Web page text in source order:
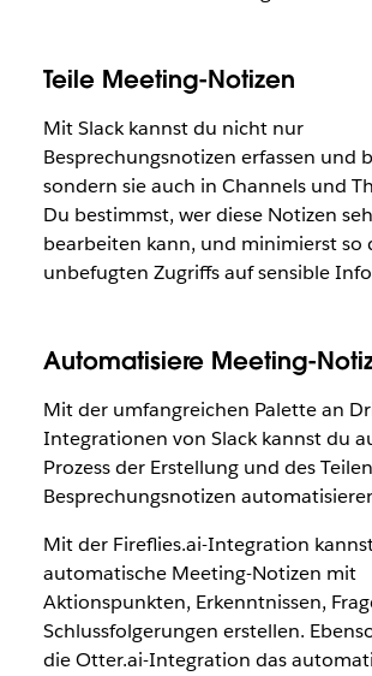
Teile Meeting-Notizen
Mit Slack kannst du nicht nur
Besprechungsnotizen erfassen und
sondern sie auch in Channels und
Du bestimmst, wer diese Notizen
bearbeiten kann, und minimierst so
unbefugten Zugriffs auf sensible
Automatisiere Meeting-
Mit der umfangreichen Palette an
Integrationen von Slack kannst du
Prozess der Erstellung und des
Besprechungsnotizen
Mit der Fireflies.ai-Integration
automatische Meeting-Notizen mit
Aktionspunkten, Erkenntnissen,
Schlussfolgerungen erstellen.
die Otter.ai-Integration das